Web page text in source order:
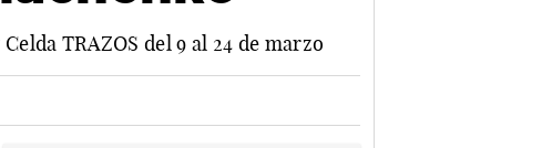
TRAZOS del 9 al 24 de marzo